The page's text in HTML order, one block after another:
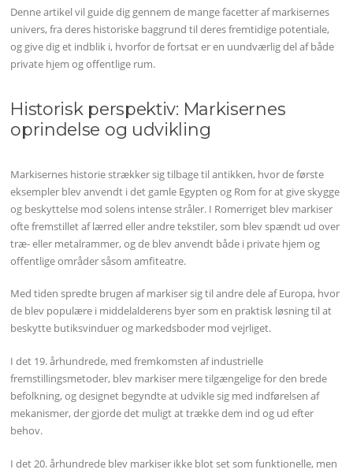
Denne artikel vil guide dig gennem de mange facetter af markisernes
univers, fra deres historiske baggrund til deres fremtidige potentiale,
og give dig et indblik i, hvorfor de fortsat er en uundværlig del af både
private hjem og offentlige rum.
Historisk perspektiv: Markisernes
oprindelse og udvikling
Markisernes historie strækker sig tilbage til antikken, hvor de første
eksempler blev anvendt i det gamle Egypten og Rom for at give skygge
og beskyttelse mod solens intense stråler. I Romerriget blev markiser
ofte fremstillet af lærred eller andre tekstiler, som blev spændt ud over
træ- eller metalrammer, og de blev anvendt både i private hjem og
offentlige områder såsom amfiteatre.
Med tiden spredte brugen af markiser sig til andre dele af Europa, hvor
de blev populære i middelalderens byer som en praktisk løsning til at
beskytte butiksvinduer og markedsboder mod vejrliget.
I det 19. århundrede, med fremkomsten af industrielle
fremstillingsmetoder, blev markiser mere tilgængelige for den brede
befolkning, og designet begyndte at udvikle sig med indførelsen af
mekanismer, der gjorde det muligt at trække dem ind og ud efter
behov.
I det 20. århundrede blev markiser ikke blot set som funktionelle, men